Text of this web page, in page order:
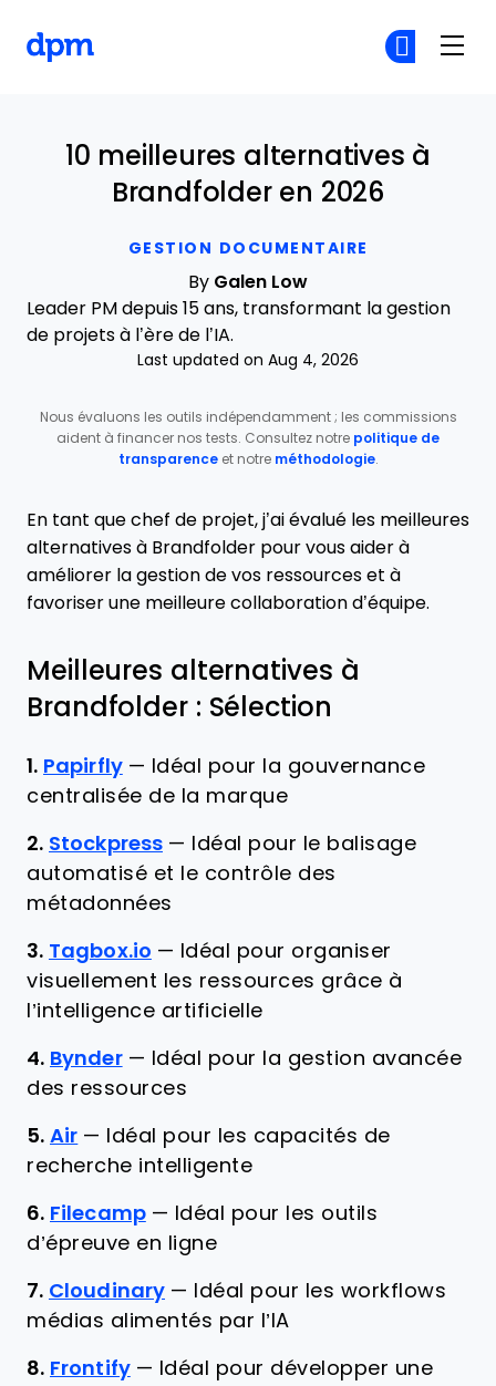
GESTION DOCUMENTAIRE
10 meilleures alternatives à
Brandfolder en 2026
By Galen Low
Leader PM depuis 15 ans, transformant la gestion
de projets à l’ère de l’IA.
Last updated on Aug 4, 2026
Nous évaluons les outils indépendamment ; les commissions
aident à financer nos tests. Consultez notre politique de
transparenceet notre méthodologie.
En tant que chef de projet, j’ai évalué les meilleures
alternatives à Brandfolder pour vous aider à
améliorer la gestion de vos ressources et à
favoriser une meilleure collaboration d’équipe.
Meilleures alternatives à
Brandfolder : Sélection
1. Papirfly — Idéal pour la gouvernance
centralisée de la marque
2. Stockpress —
Idéal pour le balisage
automatisé et le contrôle des
métadonnées
3. Tagbox.io — Idéal pour organiser
visuellement les ressources grâce à
l’intelligence artificielle
4. Bynder — Idéal pour la gestion avancée
des ressources
5. Air —
Idéal pour les capacités de
recherche intelligente
6. Filecamp — Idéal pour les outils
d’épreuve en ligne
7. Cloudinary —
Idéal pour les workflows
médias alimentés par l’IA
8. Frontify — Idéal pour développer une